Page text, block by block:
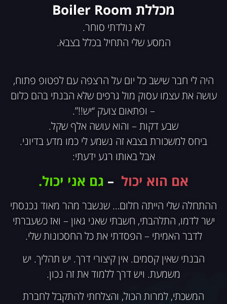
מכללת Boiler Room
לא נולדתי סוחר.
המסע שלי התחיל בכלל בצבא.
היה לי חבר שישב כל יום על הרצפה עם לפטופ פתוח,
עושה את עצמו עסוק מול גרפים שלא הבנתי בהם כלום
– ופתאום צועק “יש!!”.
שבע דקות – והוא עושה אלף שקל.
ביחס למשכורת בצבא זה נשמע לי כמו מדע בדיוני.
אבל באותו רגע ידעתי:
אם הוא יכול – גם אני יכול.
ההתחלה שלי הייתה חלום… שנשבר מהר מאוד נכנסתי
ישר לדמו, התלהבתי, חשבתי שאני גאון – ואז כשעברתי
לדבר האמיתי – הפסדתי את כל החסכונות שלי.
הבנתי שאין קסמים. אין קיצורי דרך. יש תהליך. יש
משמעת. ויש דרך ללמוד את זה נכון.
המשכתי, למרות הכול, והצלחתי להתקבל לחברת